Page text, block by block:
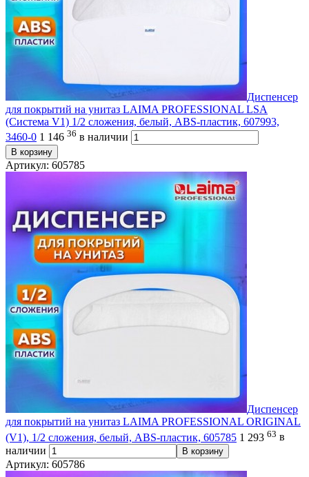
Диспенсер
для покрытий на унитаз LAIMA PROFESSIONAL LSA
(Система V1) 1/2 сложения, белый, ABS-пластик, 607993,
3460-0 1 146 36 в наличии
В корзину
Артикул: 605785
Диспенсер
для покрытий на унитаз LAIMA PROFESSIONAL ORIGINAL
(V1), 1/2 сложения, белый, ABS-пластик, 605785 1 293 63 в
наличии
В корзину
Артикул: 605786